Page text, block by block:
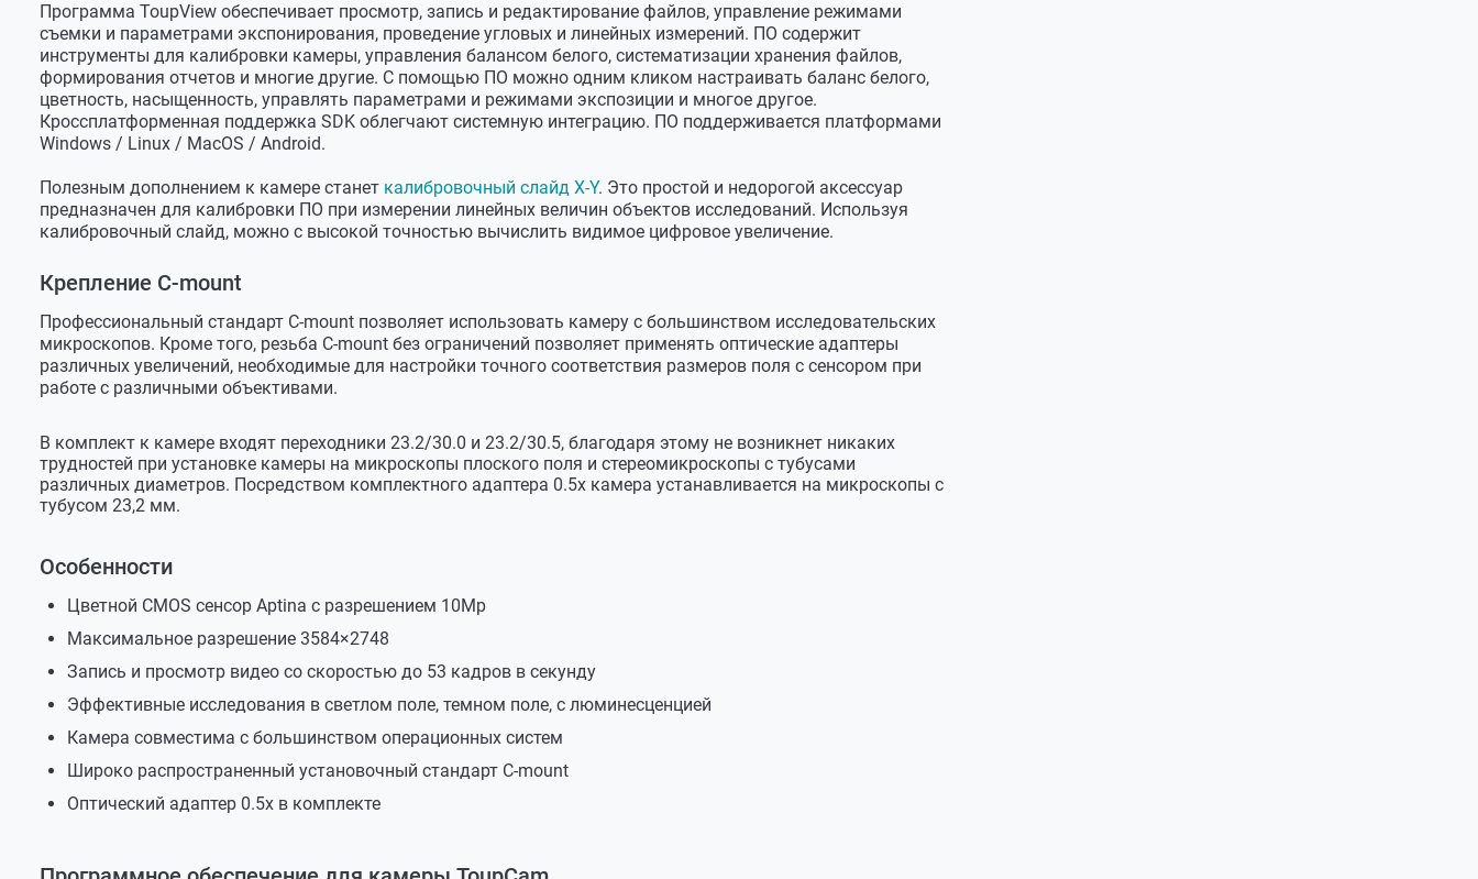
Программа ToupView обеспечивает просмотр, запись и редактирование файлов, управление режимами
съемки и параметрами экспонирования, проведение угловых и линейных измерений. ПО содержит
инструменты для калибровки камеры, управления балансом белого, систематизации хранения файлов,
формирования отчетов и многие другие. С помощью ПО можно одним кликом настраивать баланс белого,
цветность, насыщенность, управлять параметрами и режимами экспозиции и многое другое.
Кроссплатформенная поддержка SDK облегчают системную интеграцию. ПО поддерживается платформами
Windows / Linux / МacOS / Android.
Полезным дополнением к камере станет калибровочный слайд X-Y. Это простой и недорогой аксессуар
предназначен для калибровки ПО при измерении линейных величин объектов исследований. Используя
калибровочный слайд, можно с высокой точностью вычислить видимое цифровое увеличение.
Крепление C-mount
Профессиональный стандарт C-mount позволяет использовать камеру с большинством исследовательских
микроскопов. Кроме того, резьба C-mount без ограничений позволяет применять оптические адаптеры
различных увеличений, необходимые для настройки точного соответствия размеров поля с сенсором при
работе с различными объективами.
В комплект к камере входят переходники 23.2/30.0 и 23.2/30.5, благодаря этому не возникнет никаких
трудностей при установке камеры на микроскопы плоского поля и стереомикроскопы с тубусами
различных диаметров. Посредством комплектного адаптера 0.5х камера устанавливается на микроскопы с
тубусом 23,2 мм.
Особенности
Цветной CMOS сенсор Aptina c разрешением 10Мр
Максимальное разрешение 3584×2748
Запись и просмотр видео со скоростью до 53 кадров в секунду
Эффективные исследования в светлом поле, темном поле, с люминесценцией
Камера совместима с большинством операционных систем
Широко распространенный установочный стандарт C-mount
Оптический адаптер 0.5х в комплекте
Интерфейсы
Интерфейс подключения USB 2.0 (480 Мб/сек)
Установка камеры C-mount / 23,2 мм
Оптический адаптер
Материал корпуса алюминиевый сплав
Питание
Рабочий диапазон температур от -10°С до +50°С
Рабочий диапазон относительной влажности
20…90%
Размеры и вес
Размеры камеры без адаптера 68х68х44 мм
Вес устройства без адаптера 180 г
Размер в упаковке